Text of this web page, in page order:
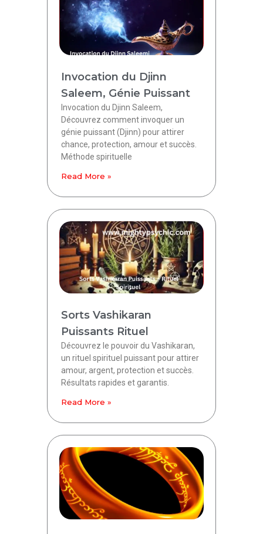
Invocation du Djinn
Saleem, Génie Puissant
Invocation du Djinn Saleem,
Découvrez comment invoquer un
génie puissant (Djinn) pour attirer
chance, protection, amour et succès.
Méthode spirituelle
Read More »
Sorts Vashikaran
Puissants Rituel
Découvrez le pouvoir du Vashikaran,
un rituel spirituel puissant pour attirer
amour, argent, protection et succès.
Résultats rapides et garantis.
Read More »